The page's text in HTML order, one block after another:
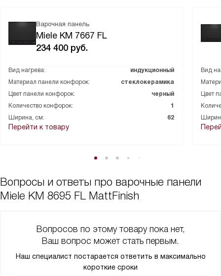
Варочная панель
Miele KM 7667 FL
234 400 руб.
Вид нагрева:
индукционный
Материал панели конфорок:
стеклокерамика
Цвет панели конфорок:
черный
Количество конфорок:
1
Ширина, см:
62
Перейти к товару
Вид
Цвет
Вопросы и ответы про варочные панели
Miele KM 8695 FL MattFinish
Вопросов по этому товару пока нет,
Ваш вопрос может стать первым.
Наш специалист постарается ответить в максимально
короткие сроки